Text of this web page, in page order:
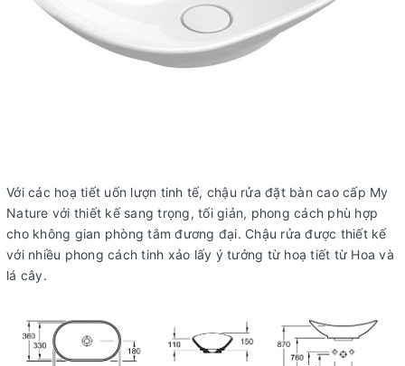
Với các hoạ tiết uốn lượn tinh tế, chậu rửa đặt bàn cao cấp My
Nature với thiết kế sang trọng, tối giản, phong cách phù hợp
cho không gian phòng tắm đương đại. Chậu rửa được thiết kế
với nhiều phong cách tinh xảo lấy ý tưởng từ hoạ tiết từ Hoa và
lá cây.